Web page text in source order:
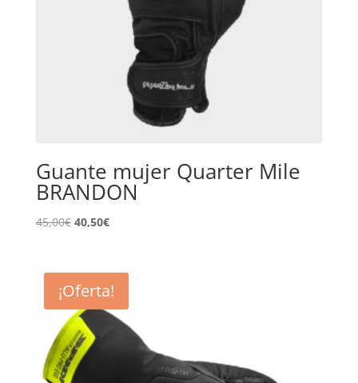
Guante mujer Quarter Mile
BRANDON
45,00€ El
era:
45,00€.
40,50€El
es:
40,50€.
¡Oferta!